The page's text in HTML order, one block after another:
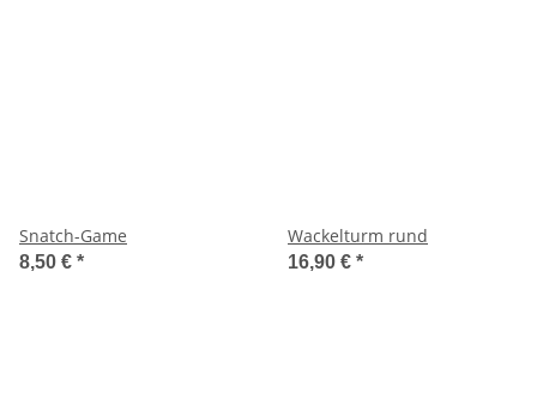
Snatch-Game
8,50 € *
Wackelturm rund
16,90 € *